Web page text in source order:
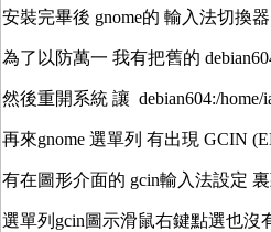
安裝完畢後 gnome的 輸入法切換
為了以防萬一 我有把舊的
然後重開系統 讓 debian604:/
再來gnome 選單列 有出現 GCIN
有在圖形介面的 gcin輸入法設定
選單列gcin圖示滑鼠右鍵點選也沒